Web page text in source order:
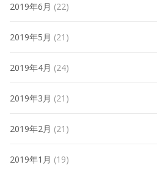
2019年6月 (22)
2019年5月 (21)
2019年4月 (24)
2019年3月 (21)
2019年2月 (21)
2019年1月 (19)